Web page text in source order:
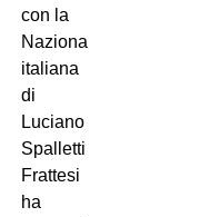
con la
Nazionale
italiana
di
Luciano
Spalletti
Frattesi
ha